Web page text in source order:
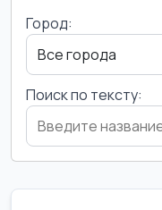
Город:
Поиск по тексту: